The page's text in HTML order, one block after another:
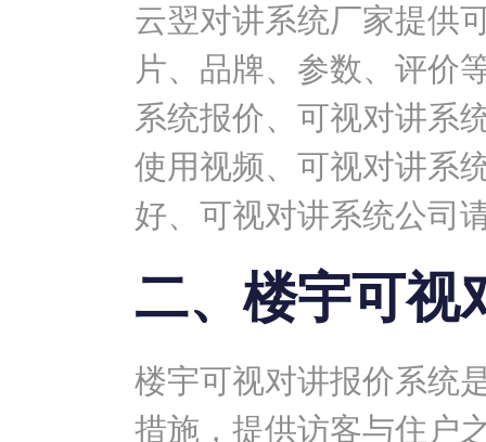
云翌对讲系统厂家提供
片、品牌、参数、评价
系统报价、可视对讲系
使用视频、可视对讲系
好、可视对讲系统公司
二、楼宇可视
楼宇可视对讲报价系统
措施，提供访客与住户